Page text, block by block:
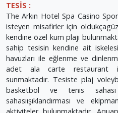
TESİS :
The Arkın Hotel Spa Casino
isteyen misafirler için
kendine özel kum plajı
sahip tesisin kendine ait
havuzları ile eğlenme ve
adet ala carte restaurant
sunmaktadır. Tesiste plaj
basketbol ve tenis
sahasıışıklandırması ve